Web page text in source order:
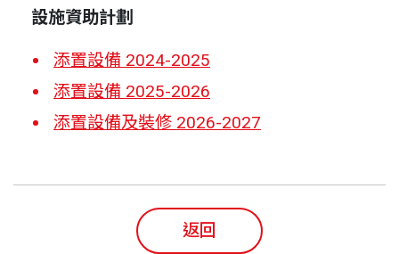
設施資助計劃
添置設備 2024-2025
添置設備 2025-2026
添置設備及裝修 2026-2027
返回